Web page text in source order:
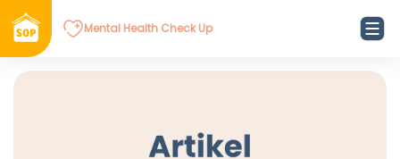
Mental Health Check Up